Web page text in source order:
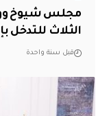
مجلس شيوخ
الثلاث للتدخل
قبل سنة واحدة